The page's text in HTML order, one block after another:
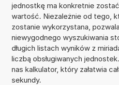
jednostkę ma konkretnie
wartość. Niezależnie od tego,
zostanie wykorzystana,
niewygodnego wyszukiwania
długich listach wyników z
liczbą obsługiwanych
nas kalkulator, który załatwia
sekundy.